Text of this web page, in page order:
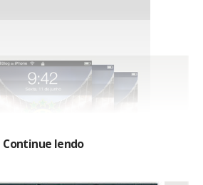
Continue lendo